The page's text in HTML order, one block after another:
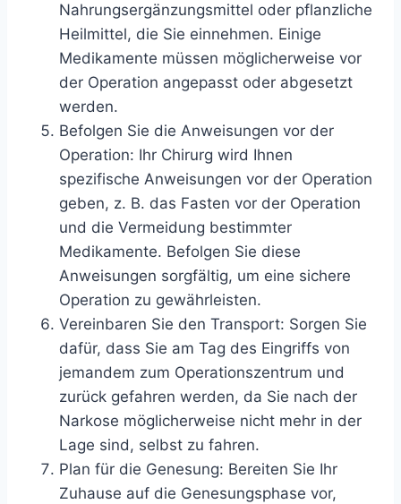
Nahrungsergänzungsmittel oder pflanzliche
Heilmittel, die Sie einnehmen. Einige
Medikamente müssen möglicherweise vor
der Operation angepasst oder abgesetzt
werden.
Befolgen Sie die Anweisungen vor der
Operation: Ihr Chirurg wird Ihnen
spezifische Anweisungen vor der Operation
geben, z. B. das Fasten vor der Operation
und die Vermeidung bestimmter
Medikamente. Befolgen Sie diese
Anweisungen sorgfältig, um eine sichere
Operation zu gewährleisten.
Vereinbaren Sie den Transport: Sorgen Sie
dafür, dass Sie am Tag des Eingriffs von
jemandem zum Operationszentrum und
zurück gefahren werden, da Sie nach der
Narkose möglicherweise nicht mehr in der
Lage sind, selbst zu fahren.
Plan für die Genesung: Bereiten Sie Ihr
Zuhause auf die Genesungsphase vor,